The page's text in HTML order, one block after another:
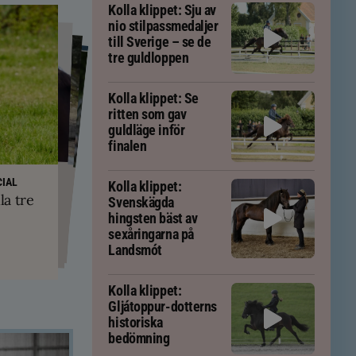
tre
för att
kan
och
Kolla klippet: Sju av
nio stilpassmedaljer
till Sverige – se de
tre guldloppen
Kolla klippet: Se
ritten som gav
guldläge inför
finalen
Kolla klippet:
Svenskägda
hingsten bäst av
sexåringarna på
Landsmót
Kolla klippet:
Gljátoppur-dotterns
historiska
bedömning